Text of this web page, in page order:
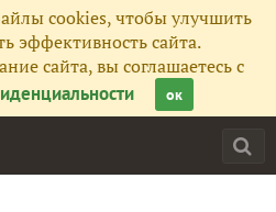
cookies, чтобы улучшить
эффективность сайта.
сайта, вы соглашаетесь с
ок